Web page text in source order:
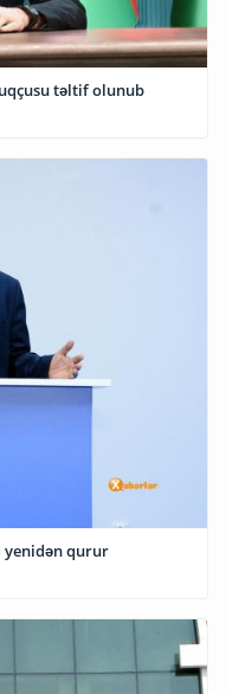
təltif olunub
yenidən qurur